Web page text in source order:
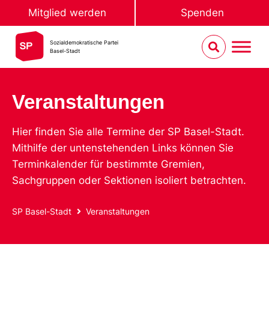
Mitglied werden Spenden
Sozialdemokratische Partei
Basel-Stadt
Veranstaltungen
Hier finden Sie alle Termine der SP Basel-Stadt.
Mithilfe der untenstehenden Links können Sie
Terminkalender für bestimmte Gremien,
Sachgruppen oder Sektionen isoliert betrachten.
SP Basel-Stadt Veranstaltungen